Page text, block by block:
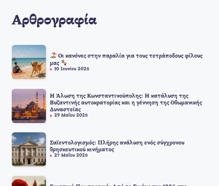
Αρθρογραφία
Οι κανόνες στην παραλία για τους τετράποδους φίλους
μας
10 Ιουνίου 2025
Η Άλωση της Κωνσταντινούπολης: Η κατάλυση της
Βυζαντινής αυτοκρατορίας και η γέννηση της Οθωμανικής
Δυναστείας
29 Μαΐου 2025
Σαϊεντολογισμός: Πλήρης ανάλυση ενός σύγχρονου
θρησκευτικού κινήματος
27 Μαΐου 2025